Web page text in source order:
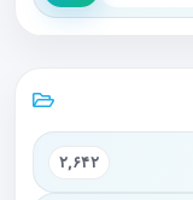
۲,۶۴۲